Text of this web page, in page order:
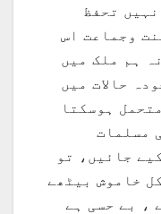
تحفظ
وجماعت اس
ہم ملک میں
حالات میں
ہوسکتا
مسلمات
جائیں، تو
خاموش بیٹھے
، بے حسی ہے